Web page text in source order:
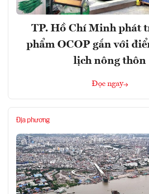
TP. Hồ Chí Minh phát
phẩm OCOP gắn với
lịch nông thôn
Đọc ngay
Địa phương